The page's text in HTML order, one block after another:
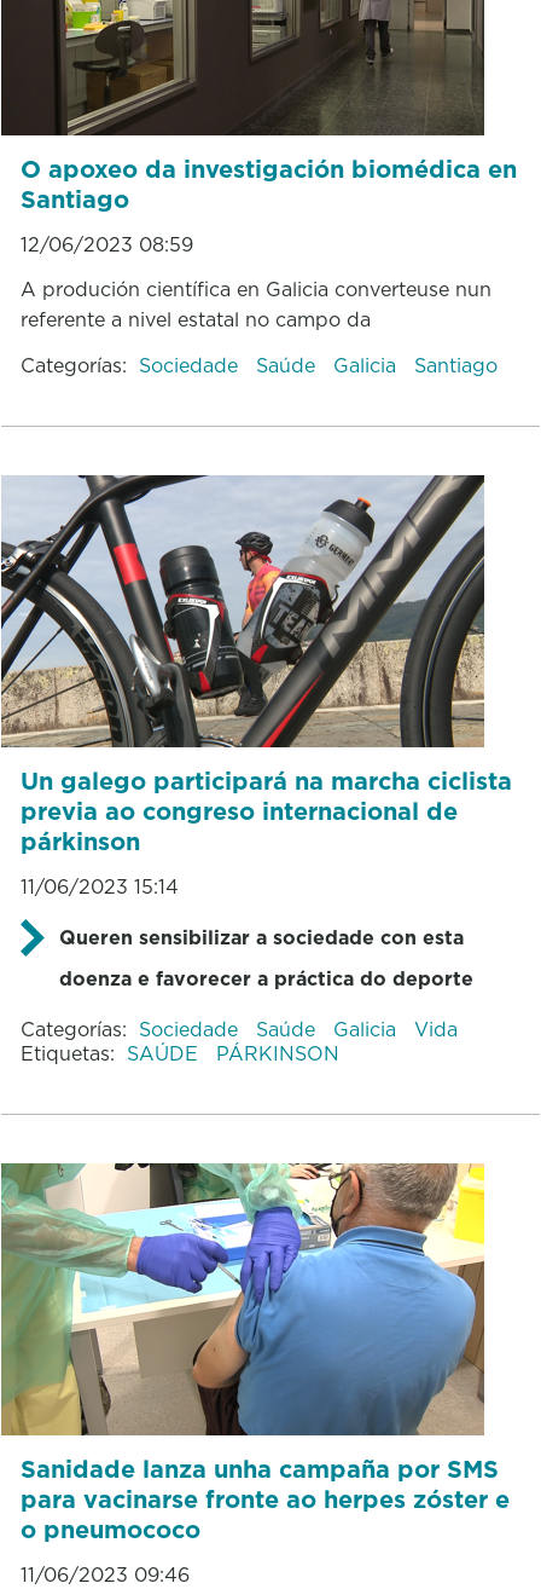
O apoxeo da investigación biomédica en
Santiago
12/06/2023 08:59
A produción científica en Galicia converteuse nun
referente a nivel estatal no campo da
Categorías: Sociedade Saúde Galicia Santiago
Un galego participará na marcha ciclista
previa ao congreso internacional de
párkinson
11/06/2023 15:14
Queren sensibilizar a sociedade con esta
doenza e favorecer a práctica do deporte
Categorías: Sociedade Saúde Galicia
Vida
Etiquetas: SAÚDE PÁRKINSON
Sanidade lanza unha campaña por SMS
para vacinarse fronte ao herpes zóster e
o pneumococo
11/06/2023 09:46